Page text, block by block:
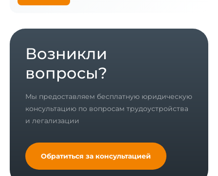
Возникли
вопросы?
Мы предоставляем бесплатную юридическую
консультацию по вопросам трудоустройства
и легализации
Обратиться за консультацией